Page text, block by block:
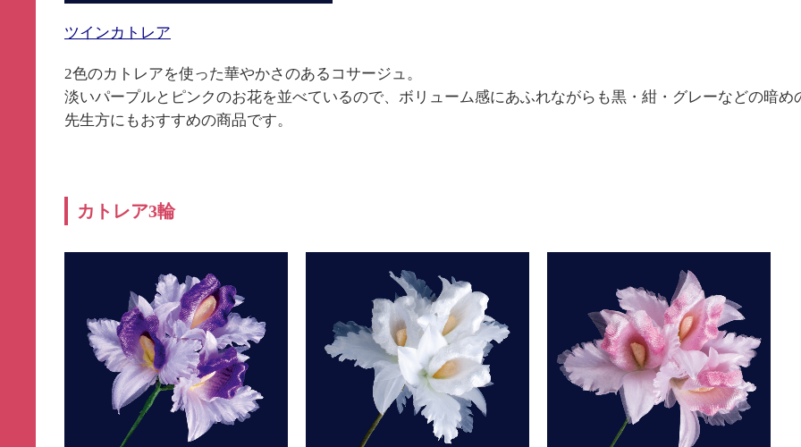
ツインカトレア
2色のカトレアを使った華やかさのあるコサージュ。
淡いパープルとピンクのお花を並べているので、ボリューム感にあふれながらも黒・紺・グレーなどの暗め
先生方にもおすすめの商品です。
カトレア3輪